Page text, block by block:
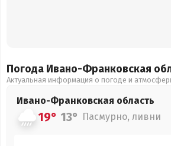
Погода Ивано-Франковская
Актуальная информация о погоде и
Ивано-Франковская область
19° 13° Пасмурно, ливни